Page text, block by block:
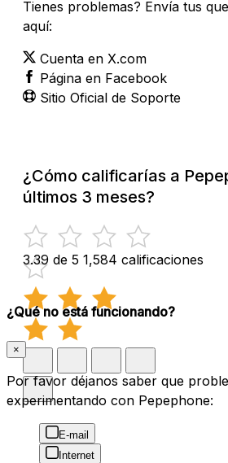
Tienes problemas? Envía tus
aquí:
Cuenta en X.com
Página en Facebook
Sitio Oficial de Soporte
¿Cómo calificarías a
últimos 3 meses?
3.39 de 5 1,584 calificaciones
¿Qué no está funcionando?
×
Por favor déjanos saber que
experimentando con Pepephone:
E-mail
Internet